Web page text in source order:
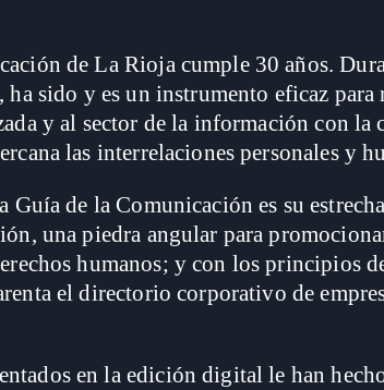
de La Rioja cumple 30 años.
sido y es un instrumento eficaz para
y al sector de la información con la
las interrelaciones personales y
Guía de la Comunicación es su
una piedra angular para
humanos; y con los principios
el directorio corporativo de
en la edición digital le han